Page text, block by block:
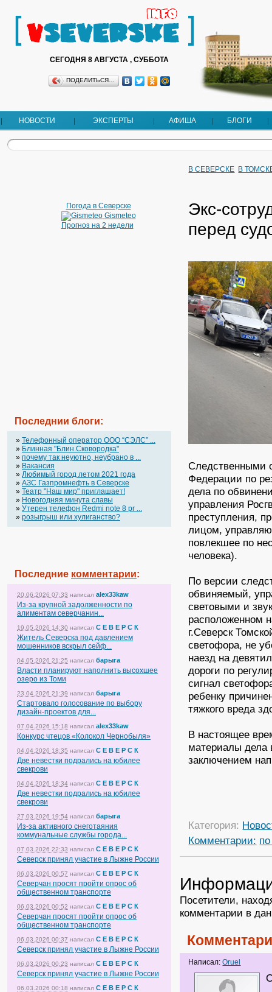
СЕГОДНЯ 8 АВГУСТА , СУББОТА
ПОДЕЛИТЬСЯ…
НОВОСТИ ЭКСПЕРТЫ АФИША БЛОГИ
Погода в Северске
Gismeteo
Прогноз на 2 недели
Последнии блоги:
» Телефонный оператор OOO “СЭЛС” ...
» Блинная "Блин.Сковородка"
» почему так неуютно, неубрано в ...
» Вакансия
» Любимый город летом 2021 года
» АЗС Газпромнефть в Северске
» Театр "Наш мир" приглашает!
» Новогодняя минута славы
» Утерен телефон Redmi note 8 pr ...
» розыгрыш или хулиганство?
Последние комментарии:
20.06.2026 07:33 написал alex33kaw
Из-за крупной задолженности по
алиментам северчанин...
19.05.2026 14:30 написал С Е В Е Р С К
Житель Северска под давлением
мошенников вскрыл сейф...
04.05.2026 21:25 написал барыга
Власти планируют наполнить высохшее
озеро из Томи
23.04.2026 21:39 написал барыга
Стартовало голосование по выбору
дизайн-проектов для...
07.04.2026 15:18 написал alex33kaw
Конкурс чтецов «Колокол Чернобыля»
04.04.2026 18:35 написал С Е В Е Р С К
Две невестки подрались на юбилее
свекрови
04.04.2026 18:34 написал С Е В Е Р С К
Две невестки подрались на юбилее
свекрови
27.03.2026 19:54 написал барыга
Из-за активного снеготаяния
коммунальные службы города...
07.03.2026 22:33 написал С Е В Е Р С К
Северск принял участие в Лыжне России
06.03.2026 00:57 написал С Е В Е Р С К
Северчан просят пройти опрос об
общественном транспорте
06.03.2026 00:52 написал С Е В Е Р С К
Северчан просят пройти опрос об
общественном транспорте
06.03.2026 00:37 написал С Е В Е Р С К
Северск принял участие в Лыжне России
06.03.2026 00:23 написал С Е В Е Р С К
Северск принял участие в Лыжне России
06.03.2026 00:18 написал С Е В Е Р С К
В СЕВЕРСКЕ В
Экс-
перед
Следственными
Федерации по
дела по
управления
преступления,
лицом,
повлекшее по
человека).
По версии
обвиняемый,
световыми и
расположенном
г.Северск
светофора, не
наезд на
дороги по
сигнал
ребенку
тяжкого вреда
В настоящее
материалы дела
заключением
Категория:
Комментарии:
Посетители,
комментарии в
Написал:Оruel